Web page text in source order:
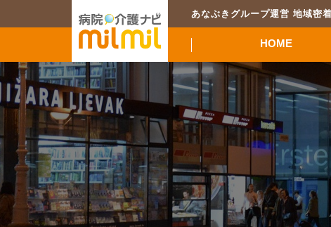
あなぶきグループ運営 地域密
HOME